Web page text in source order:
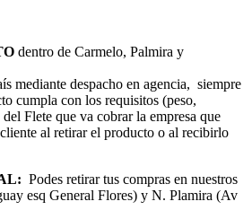
dentro de Carmelo, Palmira y
mediante despacho en agencia, siempre
cumpla con los requisitos (peso,
Flete que va cobrar la empresa que
al retirar el producto o al recibirlo
Podes retirar tus compras en nuestros
esq General Flores) y N. Plamira (Av